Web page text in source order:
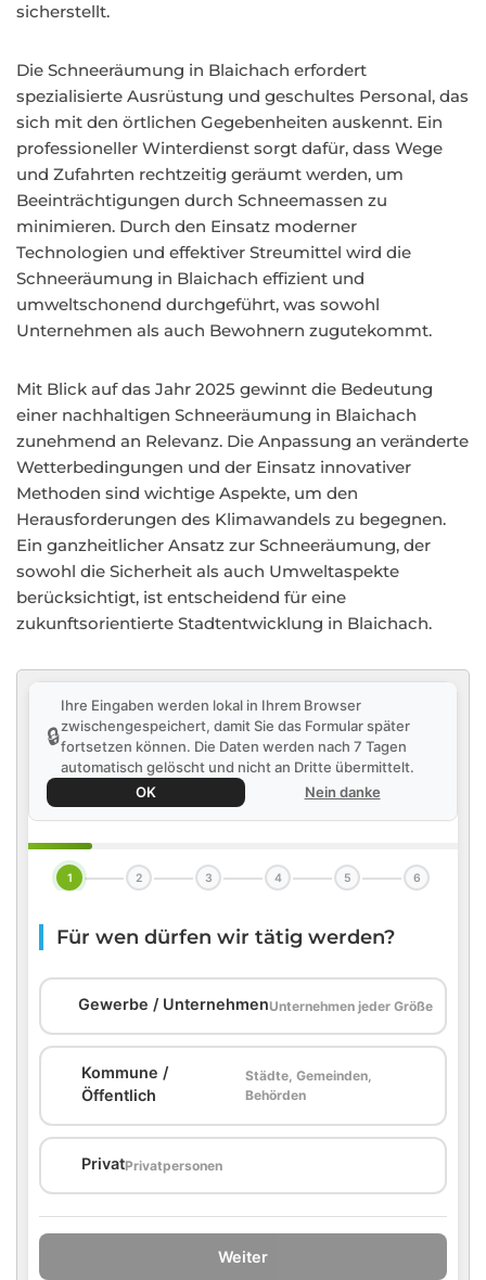
sicherstellt.
Die Schneeräumung in Blaichach erfordert
spezialisierte Ausrüstung und geschultes Personal, das
sich mit den örtlichen Gegebenheiten auskennt. Ein
professioneller Winterdienst sorgt dafür, dass Wege
und Zufahrten rechtzeitig geräumt werden, um
Beeinträchtigungen durch Schneemassen zu
minimieren. Durch den Einsatz moderner
Technologien und effektiver Streumittel wird die
Schneeräumung in Blaichach effizient und
umweltschonend durchgeführt, was sowohl
Unternehmen als auch Bewohnern zugutekommt.
Mit Blick auf das Jahr 2025 gewinnt die Bedeutung
einer nachhaltigen Schneeräumung in Blaichach
zunehmend an Relevanz. Die Anpassung an veränderte
Wetterbedingungen und der Einsatz innovativer
Methoden sind wichtige Aspekte, um den
Herausforderungen des Klimawandels zu begegnen.
Ein ganzheitlicher Ansatz zur Schneeräumung, der
sowohl die Sicherheit als auch Umweltaspekte
berücksichtigt, ist entscheidend für eine
zukunftsorientierte Stadtentwicklung in Blaichach.
🔒
Ihre Eingaben werden lokal in Ihrem Browser
zwischengespeichert, damit Sie das Formular später
fortsetzen können. Die Daten werden nach 7 Tagen
automatisch gelöscht und nicht an Dritte übermittelt.
OK
Nein danke
1 2 3 4 5 6
Für wen dürfen wir tätig werden?
Gewerbe / UnternehmenUnternehmen jeder Größe
Kommune /
Öffentlich
Städte, Gemeinden,
Behörden
PrivatPrivatpersonen
Weiter